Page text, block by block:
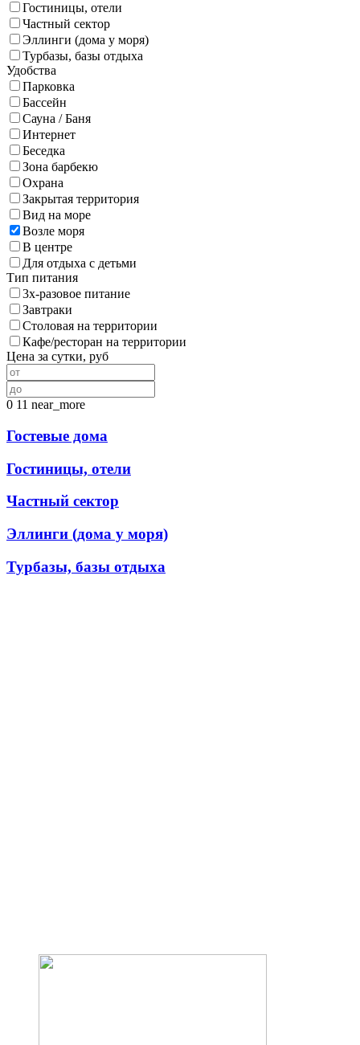
Гостиницы, отели
Частный сектор
Эллинги (дома у моря)
Турбазы, базы отдыха
Удобства
Парковка
Бассейн
Сауна / Баня
Интернет
Беседка
Зона барбекю
Охрана
Закрытая территория
Вид на море
Возле моря
В центре
Для отдыха с детьми
Тип питания
3х-разовое питание
Завтраки
Столовая на территории
Кафе/ресторан на территории
Цена за сутки, руб
0 11 near_more
Гостевые дома
Гостиницы, отели
Частный сектор
Эллинги (дома у моря)
Турбазы, базы отдыха